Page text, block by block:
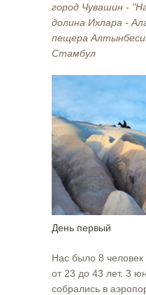
город Чувашин -
долина Ихлара -
пещера
Стамбул
День первый
Нас было 8 человек
от 23 до 43 лет. 3
собрались в